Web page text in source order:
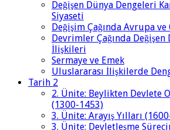
Değişen Dünya Dengeleri
Siyaseti
Değişim Çağında Avrupa ve
Devrimler Çağında
İlişkileri
Sermaye ve Emek
Uluslararası İlişkilerde
Tarih 2
2. Ünite: Beylikten Devlete
(1300-1453)
3. Ünite: Arayış Yılları
3. Ünite: Devletleşme